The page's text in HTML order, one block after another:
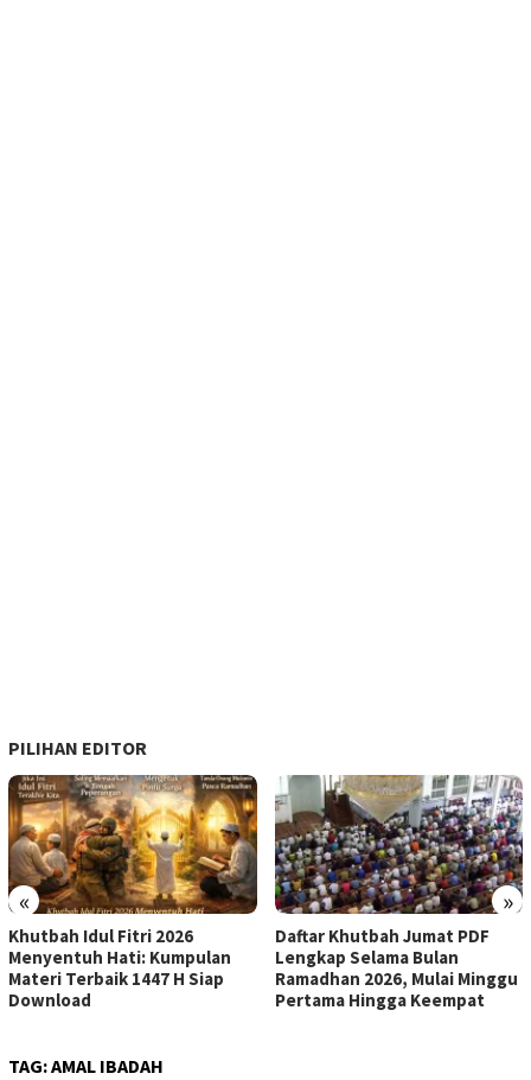
PILIHAN EDITOR
« »
Khutbah Idul Fitri 2026
Menyentuh Hati: Kumpulan
Materi Terbaik 1447 H Siap
Download
Daftar Khutbah Jumat PDF
Lengkap Selama Bulan
Ramadhan 2026, Mulai Minggu
Pertama Hingga Keempat
TAG:AMAL IBADAH